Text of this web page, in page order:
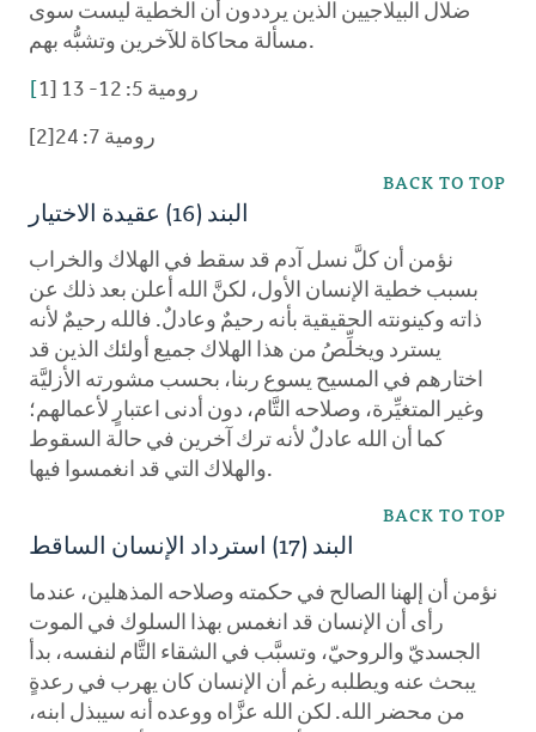
ضلال البيلاجيين الذين يرددون أن الخطية ليست سوى
مسألة محاكاة للآخرين وتشبُّه بهم.
1] رومية 5: 12- 13
رومية 7: 24[2]
BACK TO TOP
البند (16) عقيدة الاختيار
نؤمن أن كلَّ نسل آدم قد سقط في الهلاك والخراب
بسبب خطية الإنسان الأول، لكنَّ الله أعلن بعد ذلك عن
ذاته وكينونته الحقيقية بأنه رحيمٌ وعادلٌ. فالله رحيمٌ لأنه
يسترد ويخلِّصُ من هذا الهلاك جميع أولئك الذين قد
اختارهم في المسيح يسوع ربنا، بحسب مشورته الأزليَّة
وغير المتغيِّرة، وصلاحه التَّام، دون أدنى اعتبارٍ لأعمالهم؛
كما أن الله عادلٌ لأنه ترك آخرين في حالة السقوط
والهلاك التي قد انغمسوا فيها.
BACK TO TOP
البند (17) استرداد الإنسان الساقط
نؤمن أن إلهنا الصالح في حكمته وصلاحه المذهلين، عندما
رأى أن الإنسان قد انغمس بهذا السلوك في الموت
الجسديّ والروحيّ، وتسبَّب في الشقاء التَّام لنفسه، بدأ
يبحث عنه ويطلبه رغم أن الإنسان كان يهرب في رعدةٍ
من محضر الله. لكن الله عزَّاه ووعده أنه سيبذل ابنه،